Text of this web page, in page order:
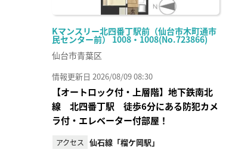
Kマンスリー北四番丁駅前（仙台市木町通市
民センター前） 1008・1008(No.723866)
仙台市青葉区
情報更新日 2026/08/09 08:30
【オートロック付・上層階】地下鉄南北
線 北四番丁駅 徒歩6分にある防犯カメ
ラ付・エレベーター付部屋！
アクセス 仙石線「榴ケ岡駅」